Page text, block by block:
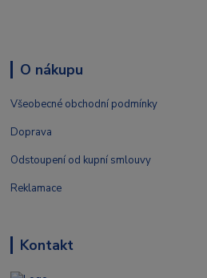
O nákupu
Všeobecné obchodní podmínky
Doprava
Odstoupení od kupní smlouvy
Reklamace
Kontakt